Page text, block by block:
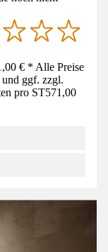
€ * Alle Preise
ggf. zzgl.
pro ST571,00